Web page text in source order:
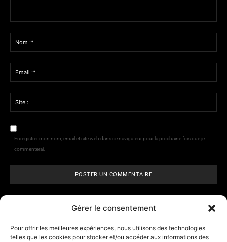
Gérer le consentement
Pour offrir les meilleures expériences, nous utilisons des technologies
telles que les cookies pour stocker et/ou accéder aux informations des
:
Enregistrer mon nom, email et site web dans ce navigateur pour la prochaine fois que je
commenterai.